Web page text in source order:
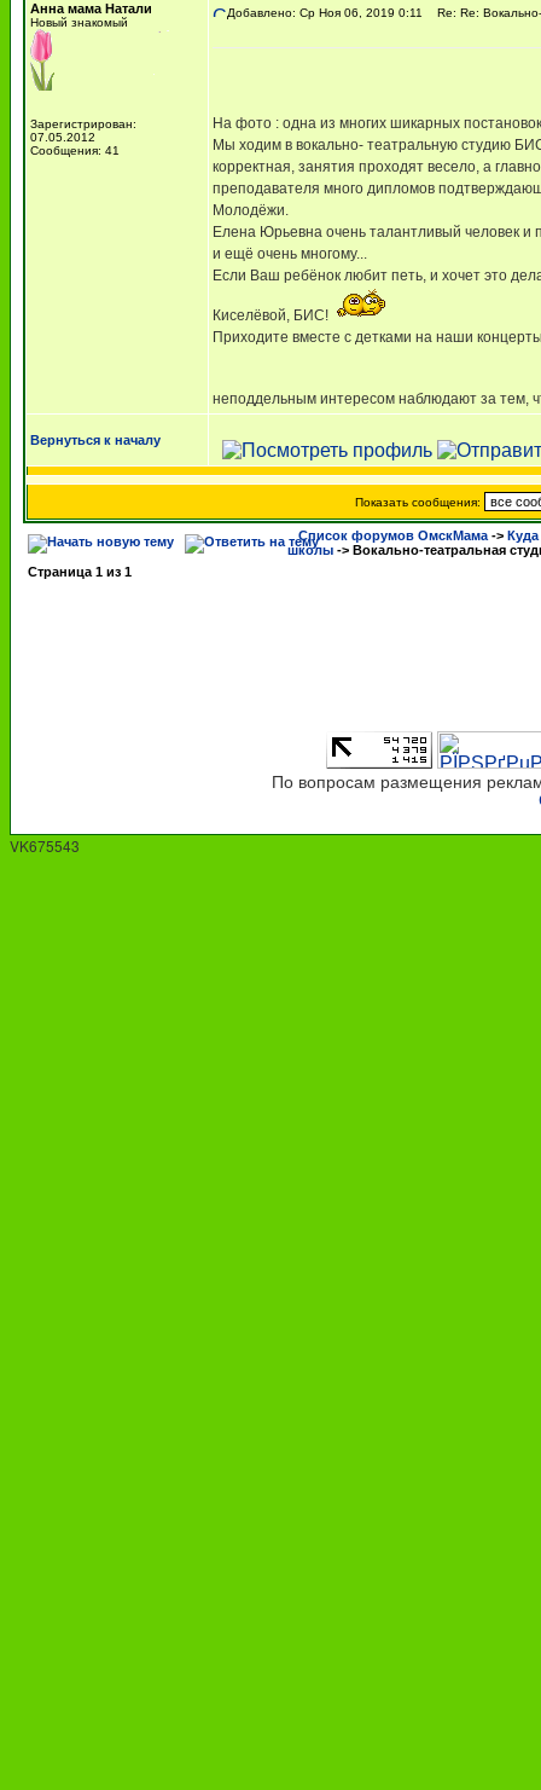
Анна мама Натали
Новый знакомый
Зарегистрирован:
07.05.2012
Сообщения: 41
Добавлено: Ср Ноя 06, 2019 0:11 Re: Re:
На фото : одна из многих шикарных
Мы ходим в вокально- театральную студию
корректная, занятия проходят весело, а
преподавателя много дипломов
Молодёжи.
Елена Юрьевна очень талантливый человек и
и ещё очень многому...
Если Ваш ребёнок любит петь, и хочет это
Киселёвой, БИС!
Приходите вместе с детками на наши
неподдельным интересом наблюдают за тем,
Вернуться к началу
Показать сообщения:
Список форумов ОмскМама -> Куда
школы -> Вокально-театральная
Страница 1 из 1
По вопросам размещения
VK675543